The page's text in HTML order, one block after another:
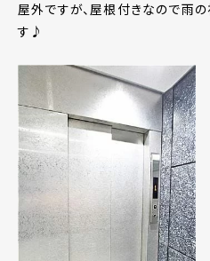
屋外ですが、屋根付きなので雨
す♪